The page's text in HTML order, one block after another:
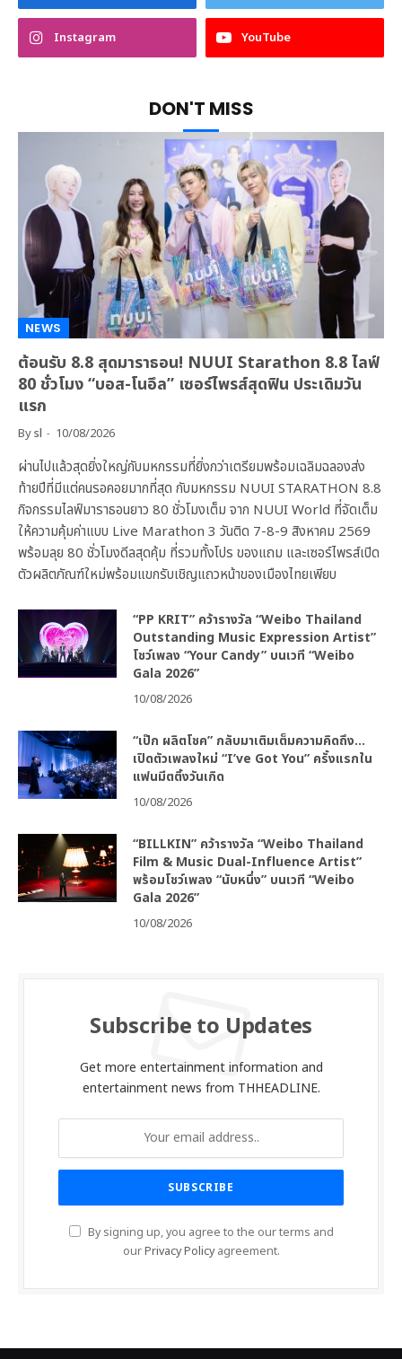
Instagram YouTube
DON'T MISS
NEWS
ต้อนรับ 8.8 สุดมาราธอน! NUUI Starathon 8.8 ไลฟ์
80 ชั่วโมง “บอส-โนอึล” เซอร์ไพรส์สุดฟิน ประเดิมวัน
แรก
Bysl 10/08/2026
ผ่านไปแล้วสุดยิ่งใหญ่กับมหกรรมที่ยิ่งกว่าเตรียมพร้อมเฉลิมฉลองส่ง
ท้ายปีที่มีแต่คนรอคอยมากที่สุด กับมหกรรม NUUI STARATHON 8.8
กิจกรรมไลฟ์มาราธอนยาว 80 ชั่วโมงเต็ม จาก NUUI World ที่จัดเต็ม
ให้ความคุ้มค่าแบบ Live Marathon 3 วันติด 7-8-9 สิงหาคม 2569
พร้อมลุย 80 ชั่วโมงดีลสุดคุ้ม ที่รวมทั้งโปร ของแถม และเซอร์ไพรส์เปิด
ตัวผลิตภัณฑ์ใหม่พร้อมแขกรับเชิญแถวหน้าของเมืองไทยเพียบ
“PP KRIT” คว้ารางวัล “Weibo Thailand
Outstanding Music Expression Artist”
โชว์เพลง “Your Candy” บนเวที “Weibo
Gala 2026”
10/08/2026
“เป๊ก ผลิตโชค” กลับมาเติมเต็มความคิดถึง…
เปิดตัวเพลงใหม่ “I’ve Got You” ครั้งแรกใน
แฟนมีตติ้งวันเกิด
10/08/2026
“BILLKIN” คว้ารางวัล “Weibo Thailand
Film & Music Dual-Influence Artist”
พร้อมโชว์เพลง “นับหนึ่ง” บนเวที “Weibo
Gala 2026”
10/08/2026
Subscribe to Updates
Get more entertainment information and
entertainment news from THHEADLINE.
By signing up, you agree to the our terms and
ourPrivacy Policyagreement.